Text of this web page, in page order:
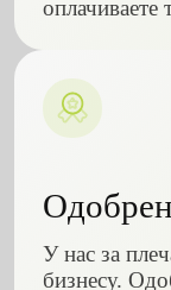
оплачиваете
У нас за
бизнесу.